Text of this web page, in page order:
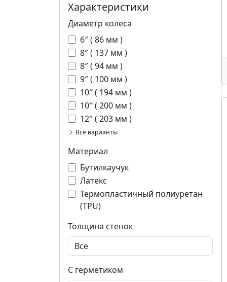
Характеристики
Диаметр колеса
6″ ( 86 мм )
8″ ( 137 мм )
8″ ( 94 мм )
9″ ( 100 мм )
10″ ( 194 мм )
10″ ( 200 мм )
12″ ( 203 мм )
Все варианты
Материал
Бутилкаучук
Латекс
Термопластичный полиуретан
(TPU)
Толщина стенок
С герметиком